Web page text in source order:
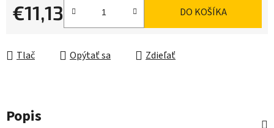
€11,13
Jednotková cena:
DO KOŠÍKA
Tlač Opýtať sa Zdieľať
Popis